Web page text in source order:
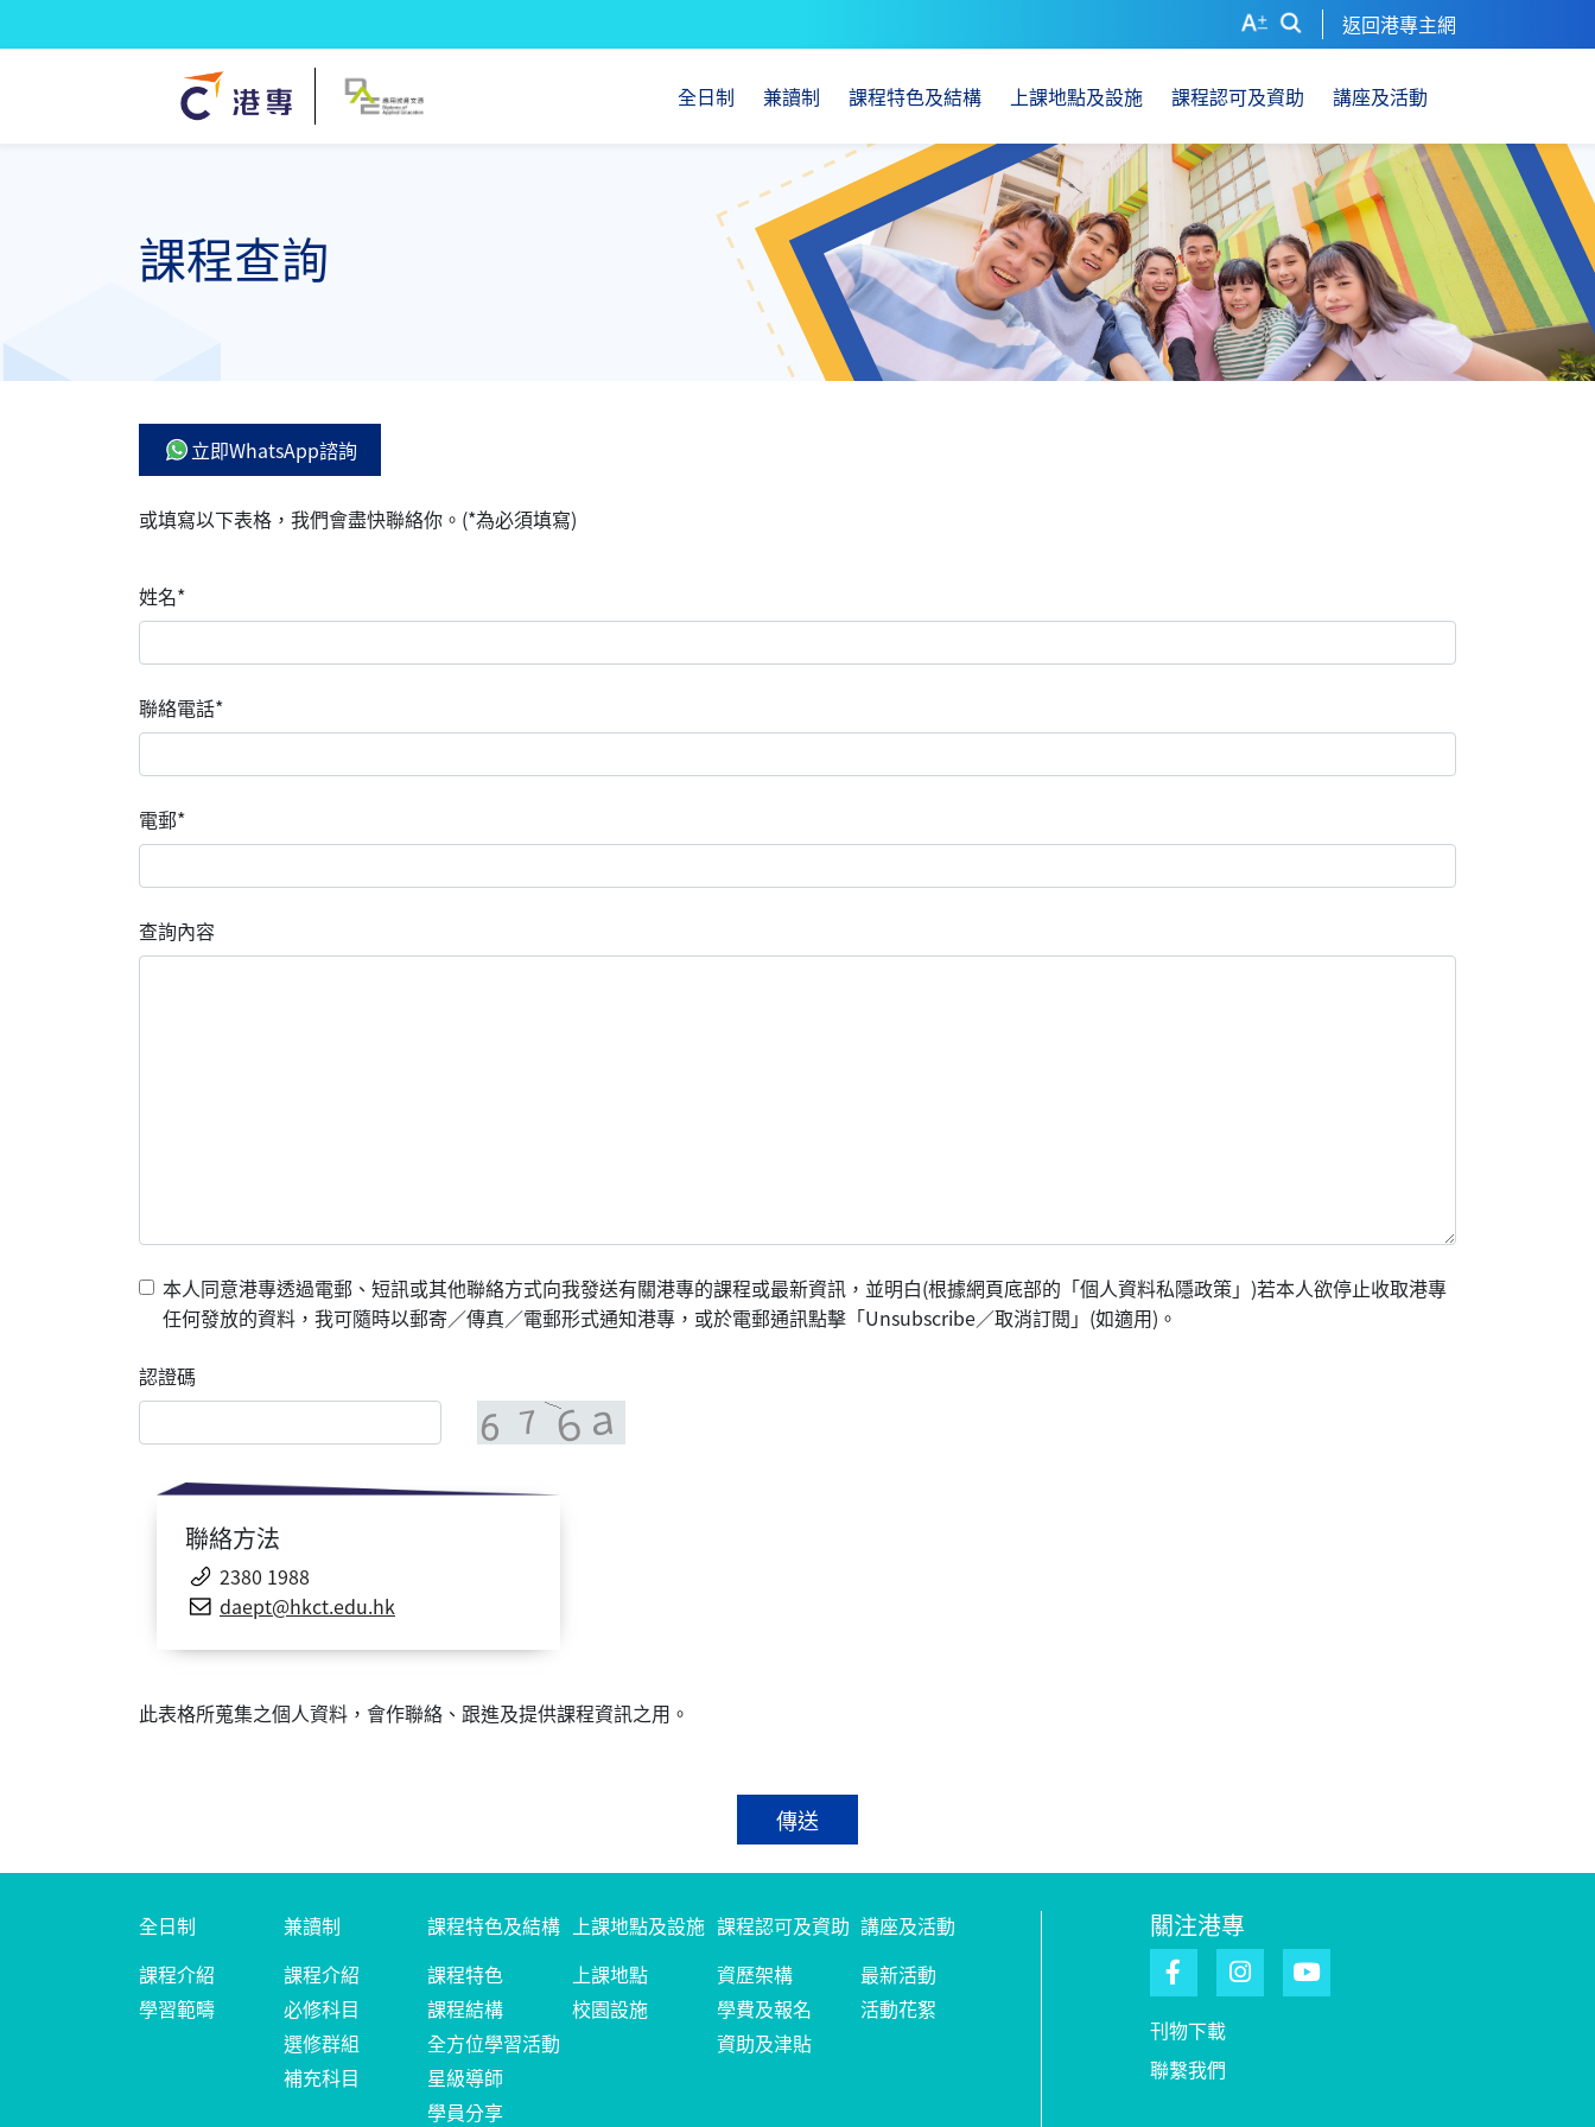
返回港專主網
全日制 兼讀制 課程特色及結構 上課地點及設施 課程認可及資助 講座及活動
課程查詢
立即WhatsApp諮詢
或填寫以下表格，我們會盡快聯絡你。(*為必須填寫)
姓名*
聯絡電話*
電郵*
查詢內容
本人同意港專透過電郵、短訊或其他聯絡方式向我發送有關港專的課程或最新資訊，並明白(根據網頁底部的「個人資料私隱政策」)若本人欲停止收取港專
任何發放的資料，我可隨時以郵寄／傳真／電郵形式通知港專，或於電郵通訊點擊「Unsubscribe／取消訂閱」(如適用)。
認證碼
聯絡方法
2380 1988
daept@hkct.edu.hk
此表格所蒐集之個人資料，會作聯絡、跟進及提供課程資訊之用。
傳送
全日制
課程介紹
學習範疇
兼讀制
課程介紹
必修科目
選修群組
補充科目
課程特色及結構
課程特色
課程結構
全方位學習活動
星級導師
學員分享
上課地點及設施
上課地點
校園設施
課程認可及資助
資歷架構
學費及報名
資助及津貼
講座及活動
最新活動
活動花絮
關注港專
刊物下載
聯繫我們